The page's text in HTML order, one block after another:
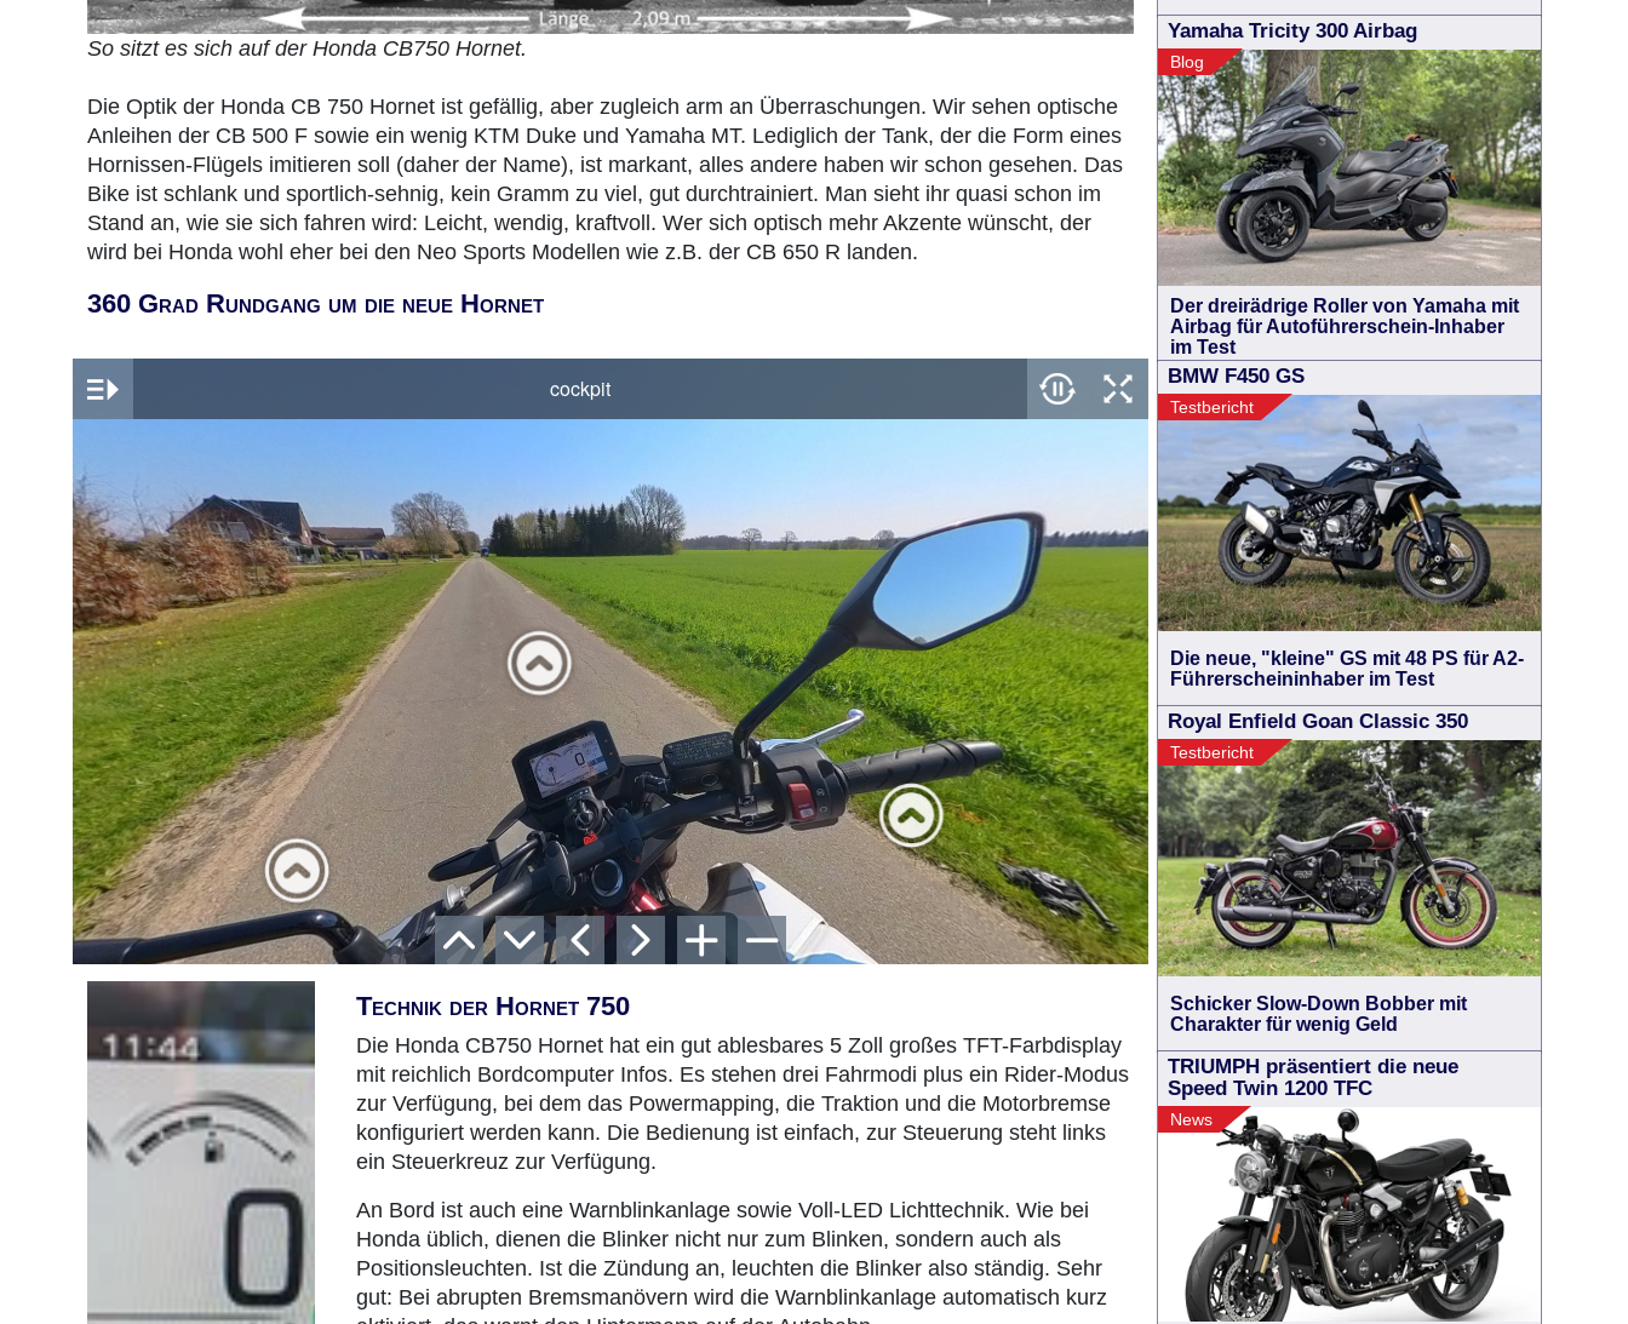
So sitzt es sich auf der Honda CB750 Hornet.
Die Optik der Honda CB 750 Hornet ist gefällig, aber zugleich arm an Überraschungen. Wir sehen optische
Anleihen der CB 500 F sowie ein wenig KTM Duke und Yamaha MT. Lediglich der Tank, der die Form eines
Hornissen-Flügels imitieren soll (daher der Name), ist markant, alles andere haben wir schon gesehen. Das
Bike ist schlank und sportlich-sehnig, kein Gramm zu viel, gut durchtrainiert. Man sieht ihr quasi schon im
Stand an, wie sie sich fahren wird: Leicht, wendig, kraftvoll. Wer sich optisch mehr Akzente wünscht, der
wird bei Honda wohl eher bei den Neo Sports Modellen wie z.B. der CB 650 R landen.
360 Grad Rundgang um die neue Hornet
Technik der Hornet 750
Die Honda CB750 Hornet hat ein gut ablesbares 5 Zoll großes TFT-Farbdisplay
mit reichlich Bordcomputer Infos. Es stehen drei Fahrmodi plus ein Rider-Modus
zur Verfügung, bei dem das Powermapping, die Traktion und die Motorbremse
konfiguriert werden kann. Die Bedienung ist einfach, zur Steuerung steht links
ein Steuerkreuz zur Verfügung.
An Bord ist auch eine Warnblinkanlage sowie Voll-LED Lichttechnik. Wie bei
Honda üblich, dienen die Blinker nicht nur zum Blinken, sondern auch als
Positionsleuchten. Ist die Zündung an, leuchten die Blinker also ständig. Sehr
gut: Bei abrupten Bremsmanövern wird die Warnblinkanlage automatisch kurz
Yamaha Tricity 300 Airbag
Blog
Der dreirädrige Roller von Yamaha mit
Airbag für Autoführerschein-Inhaber
im Test
BMW F450 GS
Testbericht
Die neue, "kleine" GS mit 48 PS für A2-
Führerscheininhaber im Test
Royal Enfield Goan Classic 350
Testbericht
Schicker Slow-Down Bobber mit
Charakter für wenig Geld
TRIUMPH präsentiert die neue
Speed Twin 1200 TFC
News